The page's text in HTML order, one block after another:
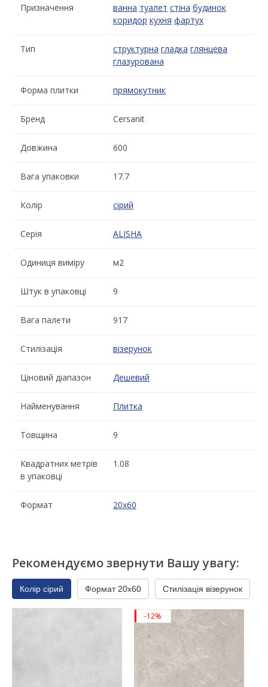
Призначення ванна туалет стіна будинок
коридор кухня фартух
Тип структурна гладка глянцева
глазурована
Форма плитки прямокутник
Бренд Cersanit
Довжина 600
Вага упаковки 17.7
Колір сірий
Серія ALISHA
Одиниця виміру м2
Штук в упаковці 9
Вага палети 917
Стилізація візерунок
Ціновий діапазон Дешевий
Найменування Плитка
Товщина 9
Квадратних метрів
в упаковці
1.08
Формат 20x60
Рекомендуємо звернути Вашу увагу:
Колір сірий Формат 20x60 Стилізація візерунок
-12%